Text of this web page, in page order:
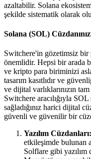
azaltabilir. Solana
şekilde sistematik olarak
Solana (SOL)
Switchere'in gözetimsiz
önemlidir. Hepsi bir arada
ve kripto para biriminizi
tasarım kasıtlıdır ve
ve dijital varlıklarınızın
Switchere aracılığıyla SOL
sağladığınız harici dijital
güvenli ve güvenilir bir
Yazılım Cüzdanları:
etkileşimde bulunan
Solflare gibi yazılım